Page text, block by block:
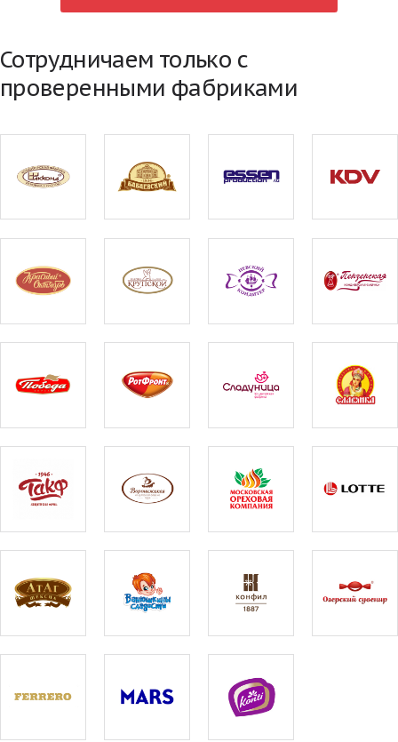
Сотрудничаем только с
проверенными фабриками